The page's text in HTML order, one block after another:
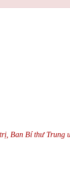
Ban Bí thư Trung